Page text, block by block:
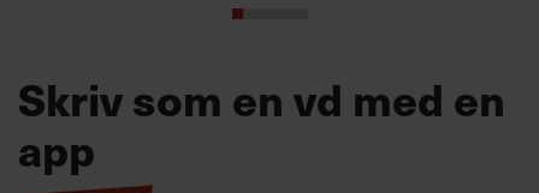
Skriv som en vd med en
app